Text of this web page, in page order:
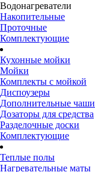
Водонагреватели
Накопительные
Проточные
Комплектующие
Кухонные мойки
Мойки
Комплекты с мойкой
Диспоузеры
Дополнительные чаши
Дозаторы для средства
Разделочные доски
Комплектующие
Теплые полы
Нагревательные маты